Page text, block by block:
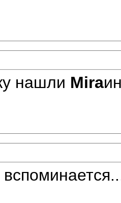
нашли Mira